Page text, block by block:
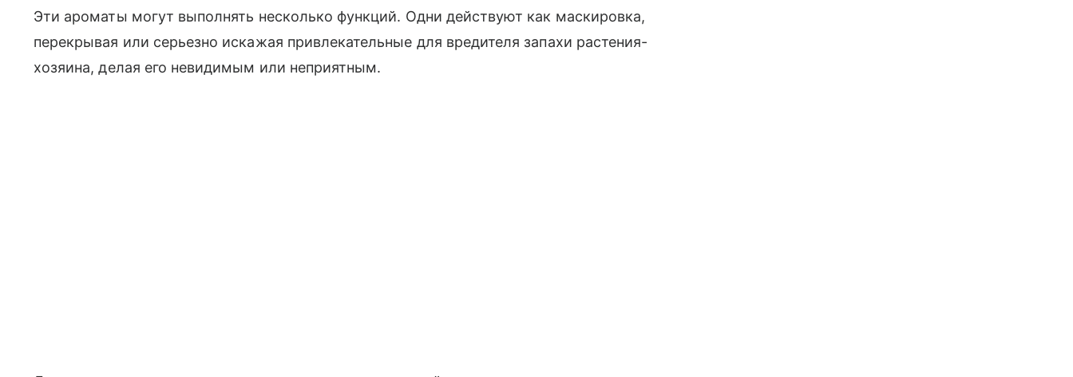
Эти ароматы могут выполнять несколько функций. Одни действуют как маскировка,
перекрывая или серьезно искажая привлекательные для вредителя запахи растения-
хозяина, делая его невидимым или неприятным.